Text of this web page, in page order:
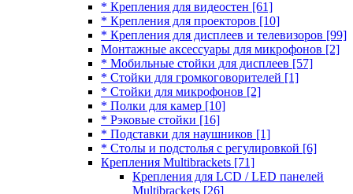
* Крепления для видеостен [61]
* Крепления для проекторов [10]
* Крепления для дисплеев и телевизоров [99]
Монтажные аксессуары для микрофонов [2]
* Мобильные стойки для дисплеев [57]
* Стойки для громкоговорителей [1]
* Стойки для микрофонов [2]
* Полки для камер [10]
* Рэковые стойки [16]
* Подставки для наушников [1]
* Столы и подстолья с регулировкой [6]
Крепления Multibrackets [71]
Крепления для LCD / LED панелей
Multibrackets [26]